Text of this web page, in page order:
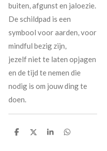
buiten, afgunst en jaloezie.
De schildpad is een
symbool voor aarden, voor
mindful bezig zijn,
jezelf niet te laten opjagen
en de tijd te nemen die
nodig is om jouw ding te
doen.
D
D
S
D